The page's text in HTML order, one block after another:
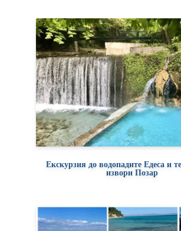
Екскурзия до водопадите Едеса и
извори Позар